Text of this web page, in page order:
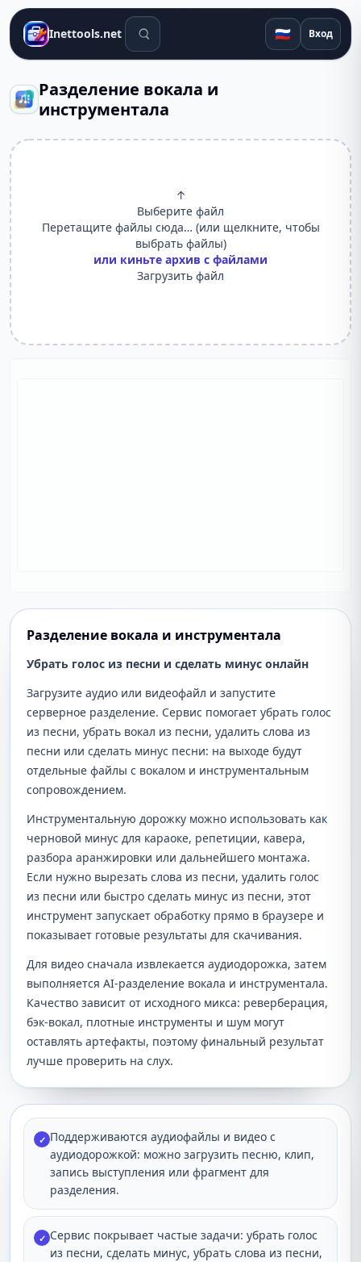
Inettools.net Поиск инструментов 🇷🇺 Вход
Разделение вокала и
инструментала
↑
Выберите файл
Перетащите файлы сюда… (или щелкните, чтобы
выбрать файлы)
или киньте архив с файлами
Загрузить файл
Разделение вокала и инструментала
Убрать голос из песни и сделать минус онлайн
Загрузите аудио или видеофайл и запустите
серверное разделение. Сервис помогает убрать голос
из песни, убрать вокал из песни, удалить слова из
песни или сделать минус песни: на выходе будут
отдельные файлы с вокалом и инструментальным
сопровождением.
Инструментальную дорожку можно использовать как
черновой минус для караоке, репетиции, кавера,
разбора аранжировки или дальнейшего монтажа.
Если нужно вырезать слова из песни, удалить голос
из песни или быстро сделать минус из песни, этот
инструмент запускает обработку прямо в браузере и
показывает готовые результаты для скачивания.
Для видео сначала извлекается аудиодорожка, затем
выполняется AI-разделение вокала и инструментала.
Качество зависит от исходного микса: реверберация,
бэк-вокал, плотные инструменты и шум могут
оставлять артефакты, поэтому финальный результат
лучше проверить на слух.
✓ Поддерживаются аудиофайлы и видео с
аудиодорожкой: можно загрузить песню, клип,
запись выступления или фрагмент для
разделения.
✓ Сервис покрывает частые задачи: убрать голос
из песни, сделать минус, убрать слова из песни,